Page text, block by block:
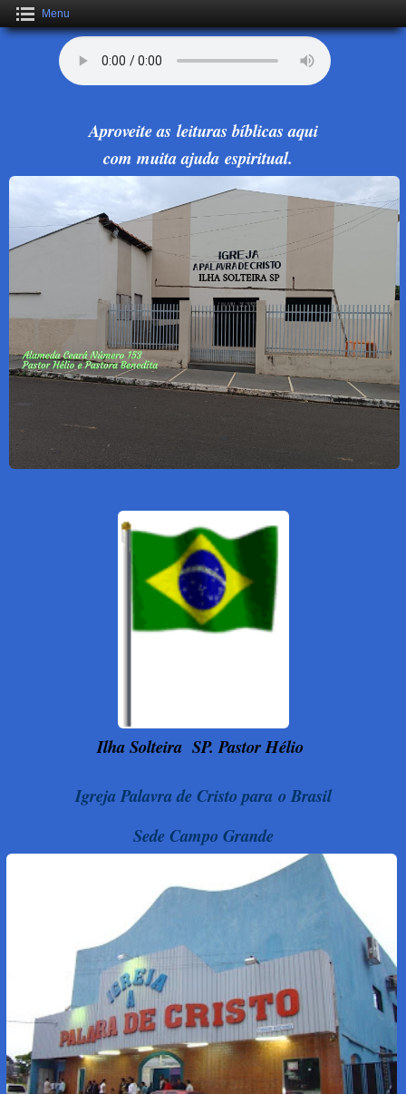
Menu
Aproveite as leituras bíblicas aqui
com muita ajuda espiritual.
Ilha Solteira SP. Pastor Hélio
Igreja Palavra de Cristo para o Brasil
Sede Campo Grande